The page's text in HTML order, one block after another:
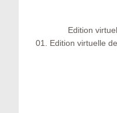
Edition
01. Edition virtuelle